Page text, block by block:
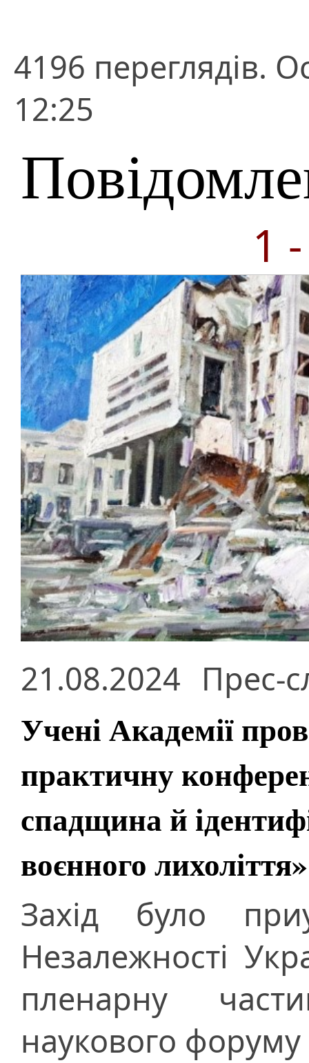
4196 переглядів.
12:25
1
21.08.2024 Прес-
Учені Академії
практичну
спадщина й
воєнного лихоліття»
Захід було
Незалежності
пленарну
наукового форуму